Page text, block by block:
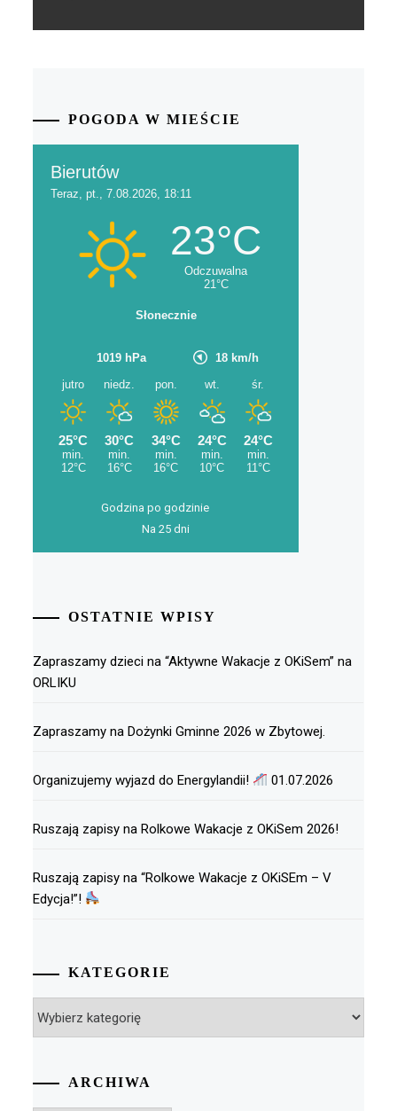
POGODA W MIEŚCIE
Godzina po godzinie
Na 25 dni
OSTATNIE WPISY
Zapraszamy dzieci na “Aktywne Wakacje z OKiSem” na
ORLIKU
Zapraszamy na Dożynki Gminne 2026 w Zbytowej.
Organizujemy wyjazd do Energylandii! 01.07.2026
Ruszają zapisy na Rolkowe Wakacje z OKiSem 2026!
Ruszają zapisy na “Rolkowe Wakacje z OKiSEm – V
Edycja!”!
KATEGORIE
ARCHIWA